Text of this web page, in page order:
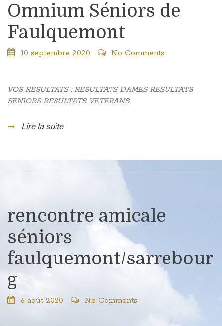
Omnium Séniors de
Faulquemont
10 septembre 2020 No Comments
VOS RESULTATS : RESULTATS DAMES RESULTATS
SENIORS RESULTATS VETERANS
Lire la suite
rencontre amicale
séniors
faulquemont/sarrebour
g
6 août 2020 No Comments